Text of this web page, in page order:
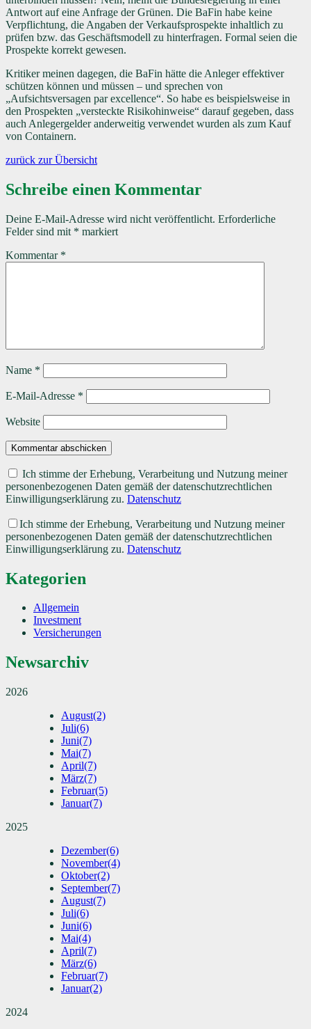
Antwort auf eine Anfrage der Grünen. Die BaFin habe keine
Verpflichtung, die Angaben der Verkaufsprospekte inhaltlich zu
prüfen bzw. das Geschäftsmodell zu hinterfragen. Formal seien die
Prospekte korrekt gewesen.
Kritiker meinen dagegen, die BaFin hätte die Anleger effektiver
schützen können und müssen – und sprechen von
„Aufsichtsversagen par excellence“. So habe es beispielsweise in
den Prospekten „versteckte Risikohinweise“ darauf gegeben, dass
auch Anlegergelder anderweitig verwendet wurden als zum Kauf
von Containern.
zurück zur Übersicht
Schreibe einen Kommentar
Deine E-Mail-Adresse wird nicht veröffentlicht. Erforderliche
Felder sind mit * markiert
Kommentar *
Name *
E-Mail-Adresse *
Website
Kommentar abschicken
Ich stimme der Erhebung, Verarbeitung und Nutzung meiner
personenbezogenen Daten gemäß der datenschutzrechtlichen
Einwilligungserklärung zu. Datenschutz
Ich stimme der Erhebung, Verarbeitung und Nutzung meiner
personenbezogenen Daten gemäß der datenschutzrechtlichen
Einwilligungserklärung zu. Datenschutz
Kategorien
Allgemein
Investment
Versicherungen
Newsarchiv
2026
August(2)
Juli(6)
Juni(7)
Mai(7)
April(7)
März(7)
Februar(5)
Januar(7)
2025
Dezember(6)
November(4)
Oktober(2)
September(7)
August(7)
Juli(6)
Juni(6)
Mai(4)
April(7)
März(6)
Februar(7)
Januar(2)
2024